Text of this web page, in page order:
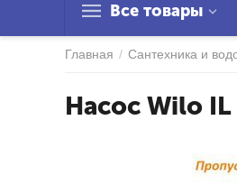
Все товары
Главная / Сантехника и
Насос Wilo